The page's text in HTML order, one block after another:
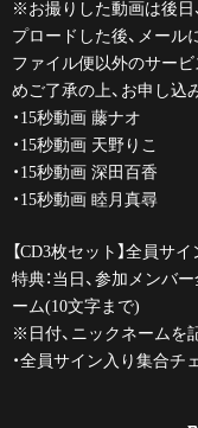
※お撮りした動画は後日
プロードした後、メール
ファイル便以外のサー
めご了承の上、お申し込
・15秒動画 藤ナオ
・15秒動画 天野りこ
・15秒動画 深田百香
・15秒動画 睦月真尋
【CD3枚セット】全員サ
特典：当日、参加メンバ
ーム(10文字まで)
※日付、ニックネームを
・全員サイン入り集合チ